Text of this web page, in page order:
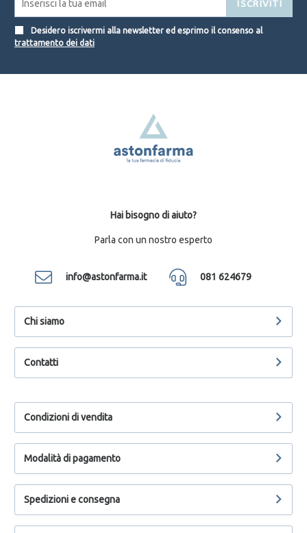
ISCRIVITI
Desidero iscrivermi alla newsletter ed esprimo il consenso al
trattamento dei dati
Hai bisogno di aiuto?
Parla con un nostro esperto
info@astonfarma.it 081 624679
Chi siamo
Contatti
Condizioni di vendita
Modalità di pagamento
Spedizioni e consegna